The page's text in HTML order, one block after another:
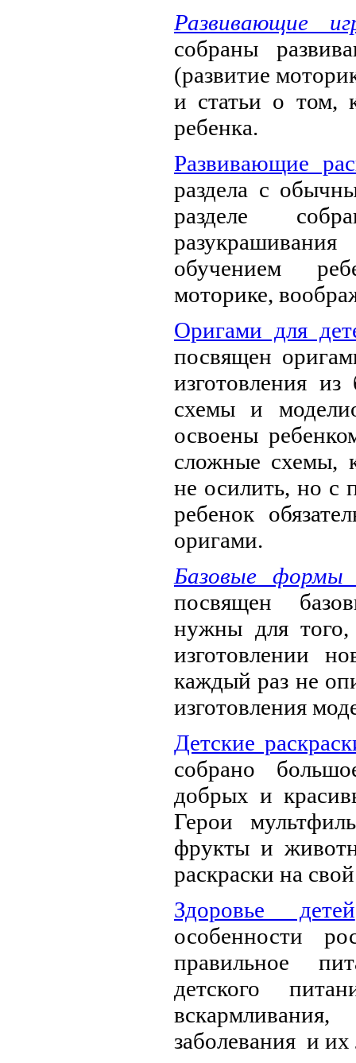
Развивающие
собраны
(развитие
и статьи о том,
ребенка.
Развивающие
раздела с
разделе
обучением
моторике,
Оригами для
посвящен
изготовления
схемы и
освоены
сложные схемы,
не осилить, но
ребенок
оригами.
Базовые формы
посвящен
нужны для
изготовлении
каждый раз не
изготовления
Детские
собрано
добрых и
Герои
фрукты и
раскраски на
Здоровье детей
особенности
правильное
детского
заболевания и их